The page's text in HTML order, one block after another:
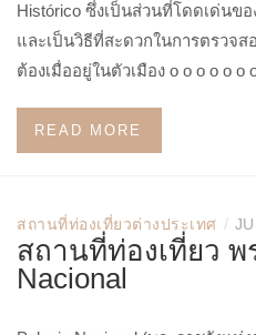
Histórico ซึ่งเป็นส่วนที่โดดเด่นข
และเป็นวิธีที่สะดวกในการตรวจ
ต้องเมื่ออยู่ในตัวเมือง o o o o o o
READ MORE
สถานที่ท่องเที่ยวต่างประเทศ /
สถานที่ท่องเที่ยว พ
Nacional